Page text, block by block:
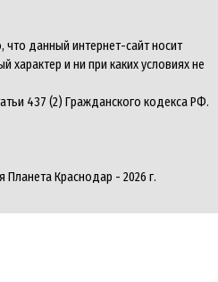
данный интернет-сайт носит
и ни при каких условиях не
437 (2) Гражданского кодекса РФ.
Планета Краснодар - 2026 г.